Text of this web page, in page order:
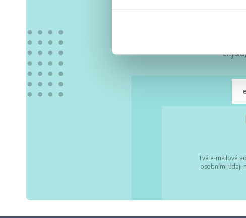
Vše
Tvá e-mailová
osobními údaji